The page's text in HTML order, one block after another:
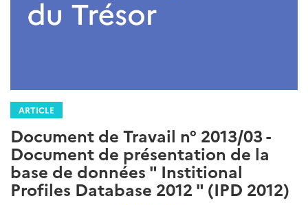
ARTICLE
Document de Travail n° 2013/03 -
Document de présentation de la
base de données " Institional
Profiles Database 2012 " (IPD 2012)